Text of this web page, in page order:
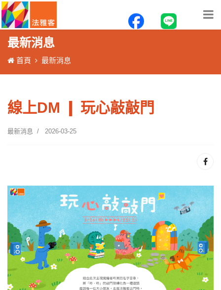
最新消息
首頁 最新消息
線上DM ❙ 玩心敲敲門
最新消息 2026-03-25